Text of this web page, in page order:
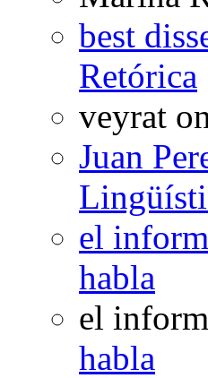
best
Retórica
veyrat
Juan
el
habla
el
habla